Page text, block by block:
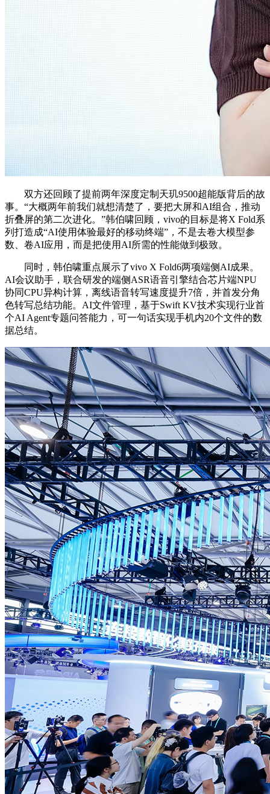
双方还回顾了提前两年深度定制天玑9500超能版背后的故
事。“大概两年前我们就想清楚了，要把大屏和AI组合，推动
折叠屏的第二次进化。”韩伯啸回顾，vivo的目标是将X Fold系
列打造成“AI使用体验最好的移动终端”，不是去卷大模型参
数、卷AI应用，而是把使用AI所需的性能做到极致。
同时，韩伯啸重点展示了vivo X Fold6两项端侧AI成果。
AI会议助手，联合研发的端侧ASR语音引擎结合芯片端NPU
协同CPU异构计算，离线语音转写速度提升7倍，并首发分角
色转写总结功能。AI文件管理，基于Swift KV技术实现行业首
个AI Agent专题问答能力，可一句话实现手机内20个文件的数
据总结。